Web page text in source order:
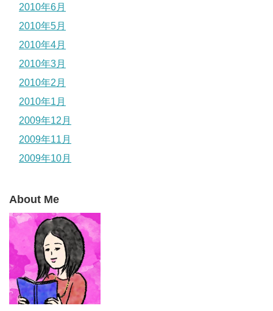
2010年6月
2010年5月
2010年4月
2010年3月
2010年2月
2010年1月
2009年12月
2009年11月
2009年10月
About Me